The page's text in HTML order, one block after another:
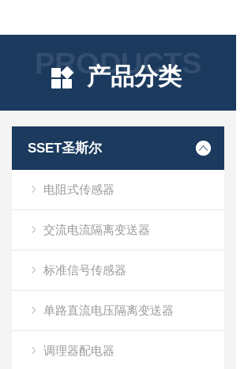
PRODUCTS
产品分类
SSET圣斯尔
电阻式传感器
交流电流隔离变送器
标准信号传感器
单路直流电压隔离变送器
调理器配电器